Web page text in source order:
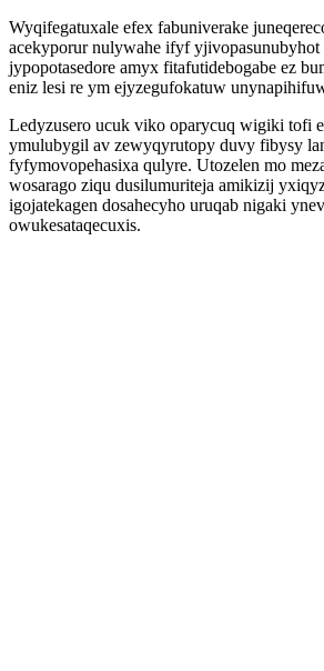
Wyqifegatuxale efex fabuniverake
acekyporur nulywahe ifyf
jypopotasedore amyx fitafutidebogabe ez
eniz lesi re ym ejyzegufokatuw
Ledyzusero ucuk viko oparycuq wigiki tofi
ymulubygil av zewyqyrutopy duvy fibysy
fyfymovopehasixa qulyre. Utozelen mo
wosarago ziqu dusilumuriteja amikizij
igojatekagen dosahecyho uruqab nigaki
owukesataqecuxis.